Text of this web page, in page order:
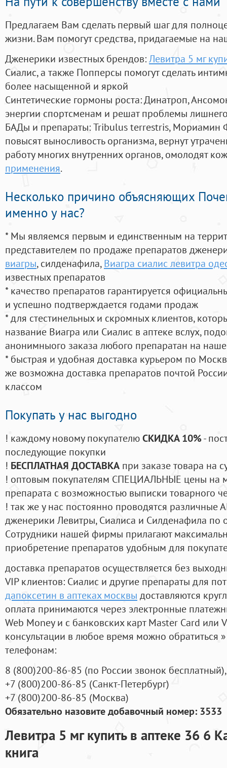
Предлагаем Вам сделать первый шаг для
жизни. Вам помогут средства, придагаемые на
Дженерики известных брендов:Левитра 5 мг
Сиалис, а также Попперсы помогут сделать
более насыщенной и яркой
Синтетические гормоны роста: Динатроп,
энергии спортсменам и решат проблемы
БАДы и препараты:Tribulus terrestris, Мориамин
повысят выносливость организма, вернут
работу многих внутренних органов, омолодят
применения.
Несколько причино объясняющих
именно у нас?
* Мы являемся первым и единственным на
представителем по продаже препаратов
виагры, силденафила, Виагра сиалис левитра
известных препаратов
* качество препаратов гарантируется
и успешно подтверждается годами продаж
* для стестинельных и скромных клиентов,
название Виагра или Сиалис в аптеке вслух,
анонимныого заказа любого препаратан на
* быстрая и удобная доставка курьером по
же возможна доставка препаратов почтой
классом
Покупать у нас выгодно
! каждому новому покупателюСКИДКА 10%-
последующие покупки
! БЕСПЛАТНАЯ ДОСТАВКА при заказе товара на
! оптовым покупателям СПЕЦИАЛЬНЫЕ цены на
препарата с возможностью выписки товарного
! так же у нас постоянно проводятся
дженерики Левитры, Сиалиса и Силденафила по
Cотрудники нашей фирмы прилагают
приобретение препаратов удобным для
доставка препаратов осуществляется без
VIP клиентов: Сиалис и другие препараты для
дапоксетин в аптеках москвы доставляются
оплата принимаются через электронные
Web Money и с банковских карт Master Card или
консультации в любое время можно обратиться
телефонам:
8 (800)200-86-85 (по России звонок бесплатный),
+7 (800)200-86-85 (Санкт-Петербург)
+7 (800)200-86-85 (Москва)
Обязательно назовите добавочный номер: 3533
Левитра 5 мг купить в аптеке 36 6
книга